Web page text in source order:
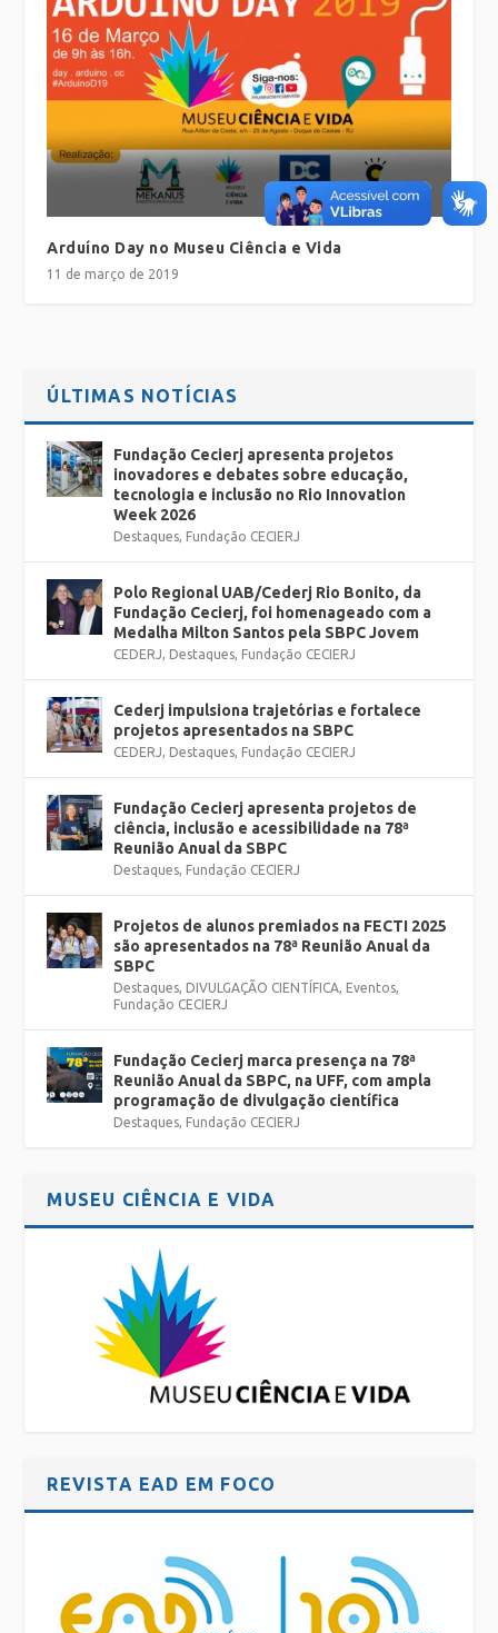
Arduíno Day no Museu Ciência e Vida
11 de março de 2019
ÚLTIMAS NOTÍCIAS
Fundação Cecierj apresenta projetos
inovadores e debates sobre educação,
tecnologia e inclusão no Rio Innovation
Week 2026
Destaques, Fundação CECIERJ
Polo Regional UAB/Cederj Rio Bonito, da
Fundação Cecierj, foi homenageado com a
Medalha Milton Santos pela SBPC Jovem
CEDERJ, Destaques, Fundação CECIERJ
Cederj impulsiona trajetórias e fortalece
projetos apresentados na SBPC
CEDERJ, Destaques, Fundação CECIERJ
Fundação Cecierj apresenta projetos de
ciência, inclusão e acessibilidade na 78ª
Reunião Anual da SBPC
Destaques, Fundação CECIERJ
Projetos de alunos premiados na FECTI 2025
são apresentados na 78ª Reunião Anual da
SBPC
Destaques, DIVULGAÇÃO CIENTÍFICA, Eventos,
Fundação CECIERJ
Fundação Cecierj marca presença na 78ª
Reunião Anual da SBPC, na UFF, com ampla
programação de divulgação científica
Destaques, Fundação CECIERJ
MUSEU CIÊNCIA E VIDA
REVISTA EAD EM FOCO